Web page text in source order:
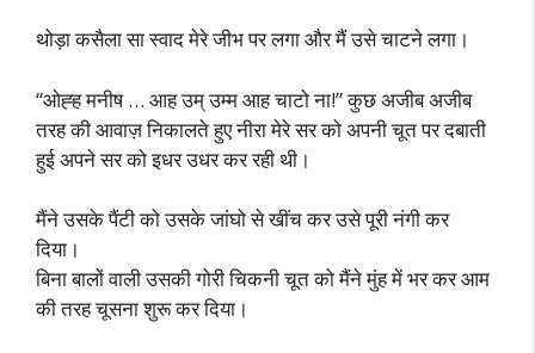
थोड़ा कसैला सा स्वाद मेरे जीभ पर लगा और मैं उसे चाटने लगा।
“ओह्ह मनीष … आह उम् उम्म आह चाटो ना!” कुछ अजीब अजीब
तरह की आवाज़ निकालते हुए नीरा मेरे सर को अपनी चूत पर दबाती
हुई अपने सर को इधर उधर कर रही थी।
मैंने उसके पैंटी को उसके जांघो से खींच कर उसे पूरी नंगी कर
दिया।
बिना बालों वाली उसकी गोरी चिकनी चूत को मैंने मुंह में भर कर आम
की तरह चूसना शुरू कर दिया।